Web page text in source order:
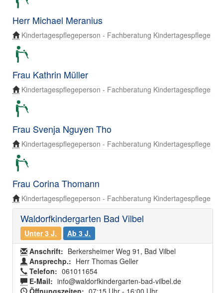
Herr Michael Meranius
Kindertagespflegeperson - Fachberatung Kindertagespflege
Frau Kathrin Müller
Kindertagespflegeperson - Fachberatung Kindertagespflege
Frau Svenja Nguyen Tho
Kindertagespflegeperson - Fachberatung Kindertagespflege
Frau Corina Thomann
Kindertagespflegeperson - Fachberatung Kindertagespflege
Waldorfkindergarten Bad Vilbel
Unter 3 J.
Ab 3 J.
Anschrift: Berkersheimer Weg 91, Bad Vilbel
Ansprechp.: Herr Thomas Geller
Telefon: 061011654
E-Mail: info@waldorfkindergarten-bad-vilbel.de
Öffnungszeiten: 07:15 Uhr - 16:00 Uhr